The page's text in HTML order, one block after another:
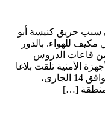
سبب حريق كنيسة أبو
للهواء. بالدور
من قاعات الدروس
الأمنية تلقت بلاغا
فى حوالى الساعة 9 من صباح اليوم الموافق 14 الجارى،
[…]